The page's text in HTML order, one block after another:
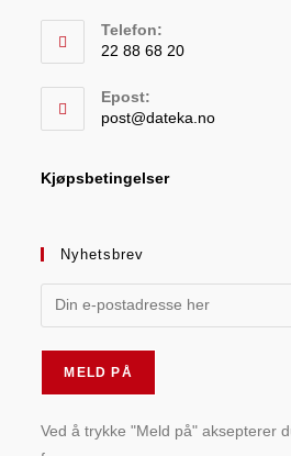
Telefon:
22 88 68 20
Epost:
post@dateka.no
Kjøpsbetingelser
Nyhetsbrev
Ved å trykke "Meld på" aksepterer